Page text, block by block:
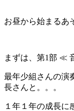
お昼から始まるあ
まずは、第1部 ≪
最年少組さんの
長さんと。。。
１年１年の成長